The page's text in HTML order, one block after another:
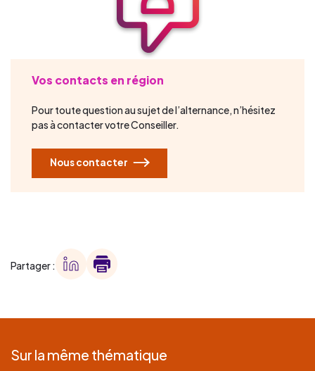
Vos contacts en région
Pour toute question au sujet de l’alternance, n’hésitez
pas à contacter votre Conseiller.
Nous contacter
Partager :
Sur la même thématique